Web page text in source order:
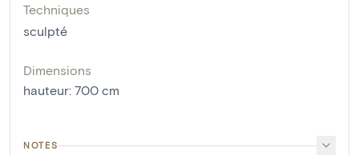
Techniques
sculpté
Dimensions
hauteur: 700 cm
NOTES